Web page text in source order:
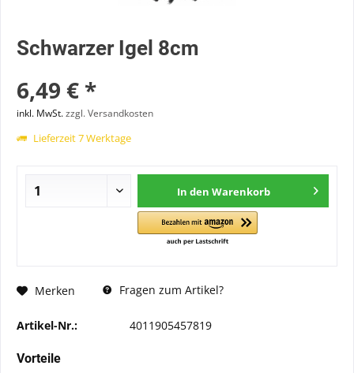
Schwarzer Igel 8cm
6,49 € *
inkl. MwSt.zzgl. Versandkosten
Lieferzeit 7 Werktage
In den Warenkorb
Merken Fragen zum Artikel?
Artikel-Nr.: 4011905457819
Vorteile